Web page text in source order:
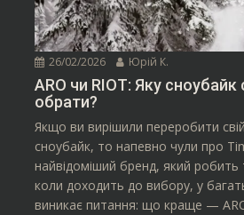
26/02/2026 Юрій К.
ARO чи RIOT: Яку сноубайк
обрати?
Якщо ви вирішили переробити
сноубайк, то напевно чули про
найвідоміший бренд, який робить
коли доходить до вибору, у
виникає питання: що краще —